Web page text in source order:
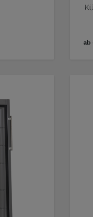
ab